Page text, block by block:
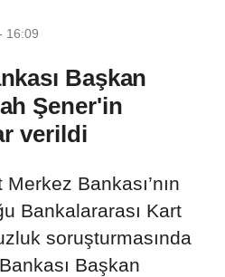
16:09
Başkan
Şener'in
verildi
Bankası’nın
Bankalararası Kart
soruşturmasında
Başkan